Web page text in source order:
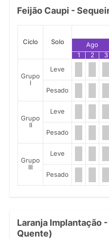
Feijão Caupi -
Ciclo Solo
Ago
1
2 3
Grupo
I
Leve
Pesado
Grupo
II
Leve
Pesado
Grupo
III
Leve
Pesado
Laranja Implantação
Quente)